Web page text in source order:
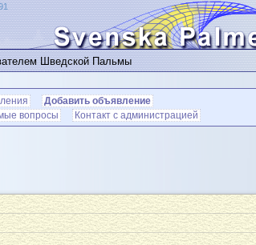
Шведской Пальмы
Добавить объявление
вопросы Контакт с администрацией